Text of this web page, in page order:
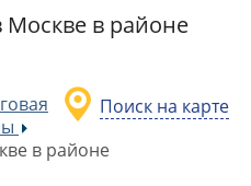
в районе
Поиск на карте
в районе